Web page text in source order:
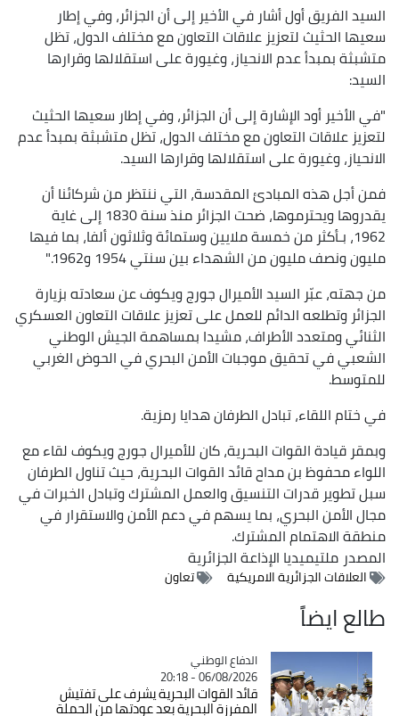
السيد الفريق أول أشار في الأخير إلى أن الجزائر، وفي إطار
سعيها الحثيث لتعزيز علاقات التعاون مع مختلف الدول، تظل
متشبثة بمبدأ عدم الانحياز، وغيورة على استقلالها وقرارها
السيد:
"في الأخير أود الإشارة إلى أن الجزائر، وفي إطار سعيها الحثيث
لتعزيز علاقات التعاون مع مختلف الدول، تظل متشبثة بمبدأ عدم
الانحياز، وغيورة على استقلالها وقرارها السيد.
فمن أجل هذه المبادئ المقدسة، التي ننتظر من شركائنا أن
يقدروها ويحترموها، ضحت الجزائر منذ سنة 1830 إلى غاية
1962، بـأكثر من خمسة ملايين وستمائة وثلاثون ألفا، بما فيها
مليون ونصف مليون من الشهداء بين سنتي 1954 و1962."
من جهته، عبّر السيد الأميرال جورج ويكوف عن سعادته بزيارة
الجزائر وتطلعه الدائم للعمل على تعزيز علاقات التعاون العسكري
الثنائي ومتعدد الأطراف، مشيدا بمساهمة الجيش الوطني
الشعبي في تحقيق موجبات الأمن البحري في الحوض الغربي
للمتوسط.
في ختام اللقاء، تبادل الطرفان هدايا رمزية.
وبمقر قيادة القوات البحرية، كان للأميرال جورج ويكوف لقاء مع
اللواء محفوظ بن مداح قائد القوات البحرية، حيث تناول الطرفان
سبل تطوير قدرات التنسيق والعمل المشترك وتبادل الخبرات في
مجال الأمن البحري، بما يسهم في دعم الأمن والاستقرار في
منطقة الاهتمام المشترك.
المصدرملتيميديا الإذاعة الجزائرية
العلاقات الجزائرية الامريكية تعاون
طالع ايضاً
Catégorie
الدفاع الوطني
06/08/2026 - 20:18
قائد القوات البحرية يشرف على تفتيش
المفرزة البحرية بعد عودتها من الحملة